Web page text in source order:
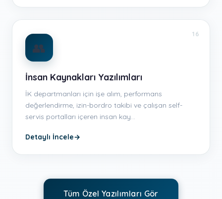
16
👥
İnsan Kaynakları Yazılımları
İK departmanları için işe alım, performans
değerlendirme, izin-bordro takibi ve çalışan self-
servis portalları içeren insan kay…
Detaylı İncele→
Tüm Özel Yazılımları Gör